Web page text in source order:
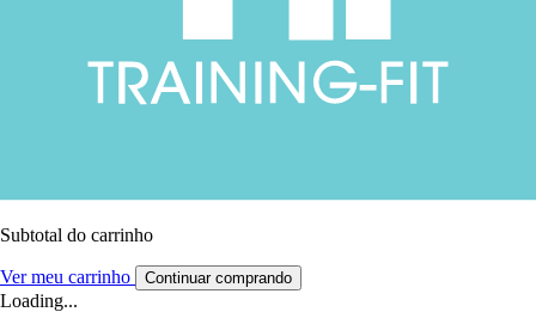
Subtotal do carrinho
Ver meu carrinho Continuar comprando
Loading...